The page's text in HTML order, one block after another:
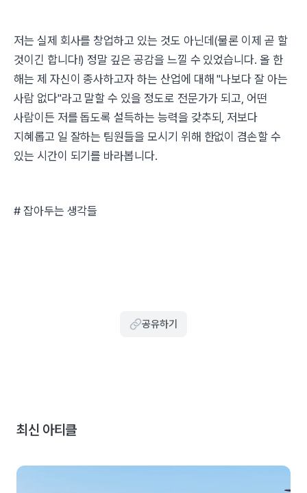
저는 실제 회사를 창업하고 있는 것도 아닌데(물론 이제 곧 할
것이긴 합니다!) 정말 깊은 공감을 느낄 수 있었습니다. 올 한
해는 제 자신이 종사하고자 하는 산업에 대해 "나보다 잘 아는
사람 없다"라고 말할 수 있을 정도로 전문가가 되고, 어떤
사람이든 저를 돕도록 설득하는 능력을 갖추되, 저보다
지혜롭고 일 잘하는 팀원들을 모시기 위해 한없이 겸손할 수
있는 시간이 되기를 바라봅니다.
# 잡아두는 생각들
공유하기
최신 아티클